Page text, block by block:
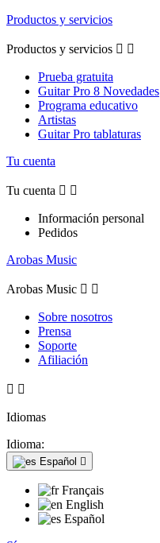
Productos y servicios
Productos y servicios  
Prueba gratuita
Guitar Pro 8 Novedades
Programa educativo
Artistas
Guitar Pro tablaturas
Tu cuenta
Tu cuenta  
Información personal
Pedidos
Arobas Music
Arobas Music  
Sobre nosotros
Prensa
Soporte
Afiliación
 
Idiomas
Idioma:
Español 
Français
English
Español